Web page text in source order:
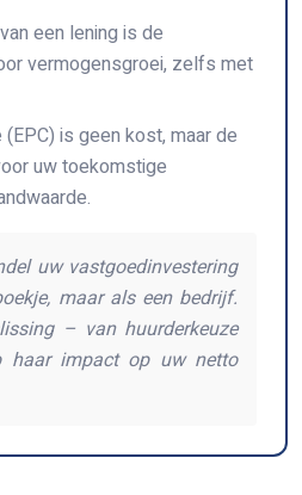
een lening is de
vermogensgroei, zelfs met
is geen kost, maar de
uw toekomstige
uw vastgoedinvestering
maar als een bedrijf.
– van huurderkeuze
haar impact op uw netto